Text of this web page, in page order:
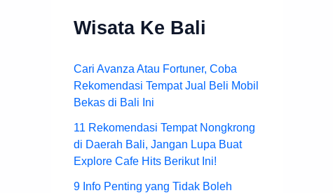
Wisata Ke Bali
Cari Avanza Atau Fortuner, Coba
Rekomendasi Tempat Jual Beli Mobil
Bekas di Bali Ini
11 Rekomendasi Tempat Nongkrong
di Daerah Bali, Jangan Lupa Buat
Explore Cafe Hits Berikut Ini!
9 Info Penting yang Tidak Boleh